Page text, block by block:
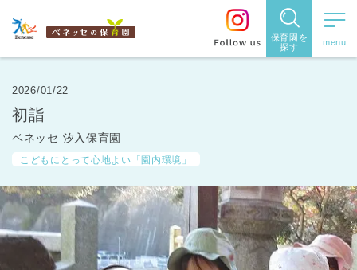
保育園を
探す
保育園を探す
名から探
す
2026/01/22
初詣
ベネッセ 汐入保育園
こどもにとって心地よい「園内環境」